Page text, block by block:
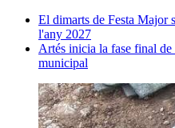
El dimarts de Festa Major
l'any 2027
Artés inicia la fase final
municipal